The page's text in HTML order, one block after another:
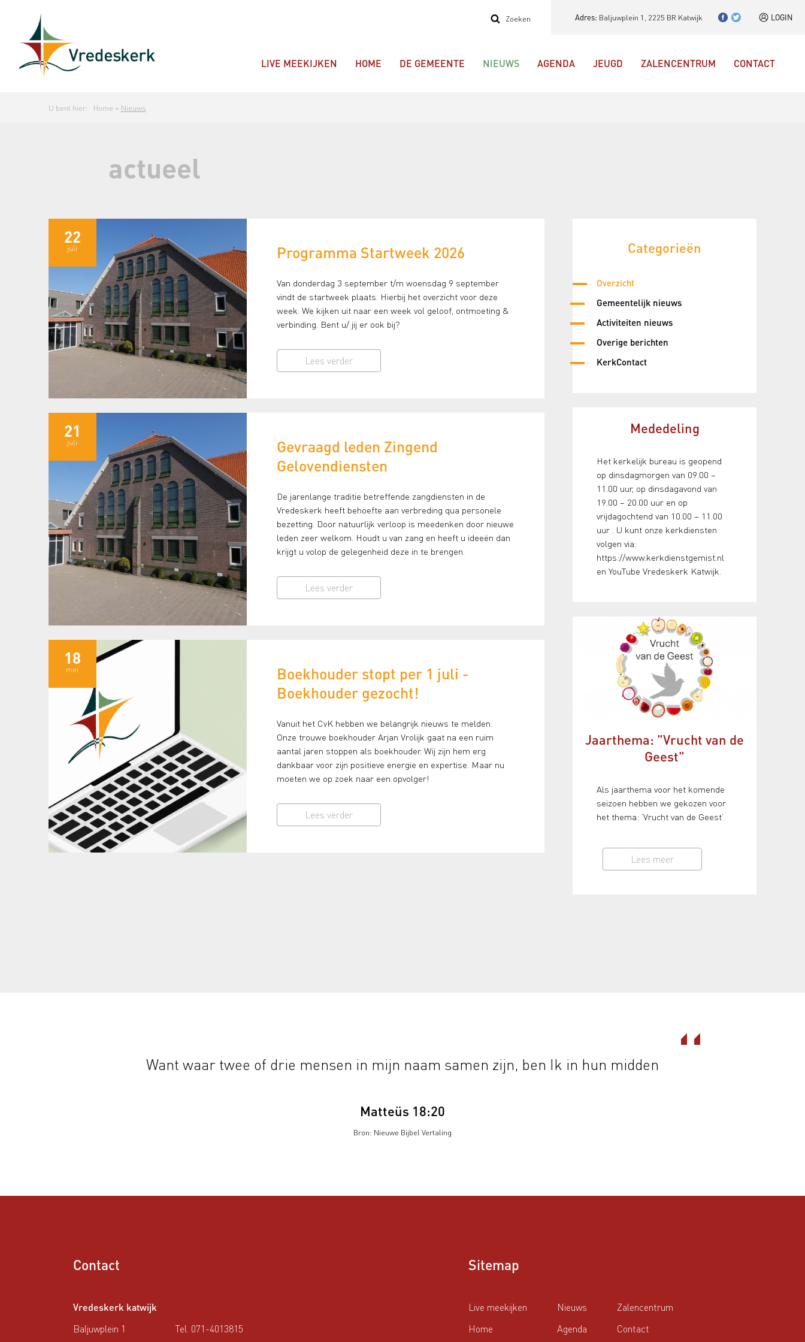
Zoeken Adres: Baljuwplein 1, 2225 BR Katwijk LOGIN
LIVE MEEKIJKEN HOME DE GEMEENTE NIEUWS AGENDA JEUGD ZALENCENTRUM CONTACT
U bent hier: Home » Nieuws
actueel
22
juli Programma Startweek 2026
Van donderdag 3 september t/m woensdag 9 september
vindt de startweek plaats. Hierbij het overzicht voor deze
week. We kijken uit naar een week vol geloof, ontmoeting &
verbinding. Bent u/ jij er ook bij?
Lees verder
21
juli
Gevraagd leden Zingend
Gelovendiensten
De jarenlange traditie betreffende zangdiensten in de
Vredeskerk heeft behoefte aan verbreding qua personele
bezetting. Door natuurlijk verloop is meedenken door nieuwe
leden zeer welkom. Houdt u van zang en heeft u ideeën dan
krijgt u volop de gelegenheid deze in te brengen.
Lees verder
18
mei
Boekhouder stopt per 1 juli -
Boekhouder gezocht!
Vanuit het CvK hebben we belangrijk nieuws te melden.
Onze trouwe boekhouder Arjan Vrolijk gaat na een ruim
aantal jaren stoppen als boekhouder. Wij zijn hem erg
dankbaar voor zijn positieve energie en expertise. Maar nu
moeten we op zoek naar een opvolger!
Lees verder
Categorieën
Overzicht
Gemeentelijk nieuws
Activiteiten nieuws
Overige berichten
KerkContact
Mededeling
Het kerkelijk bureau is geopend
op dinsdagmorgen van 09.00 –
11.00 uur, op dinsdagavond van
19.00 – 20.00 uur en op
vrijdagochtend van 10.00 – 11.00
uur . U kunt onze kerkdiensten
volgen via:
https://www.kerkdienstgemist.nl
en YouTube Vredeskerk Katwijk.
Jaarthema: "Vrucht van de
Geest"
Als jaarthema voor het komende
seizoen hebben we gekozen voor
het thema: ‘Vrucht van de Geest’.
Lees meer
“
Want waar twee of drie mensen in mijn naam samen zijn, ben Ik in hun midden
Matteüs 18:20
Bron: Nieuwe Bijbel Vertaling
Contact
Vredeskerk katwijk
Baljuwplein 1
Tel. 071-4013815
Sitemap
Live meekijken
Home
Nieuws
Agenda
Zalencentrum
Contact